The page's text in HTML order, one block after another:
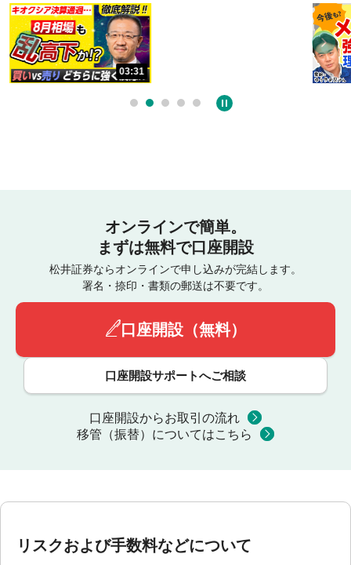
オンラインで簡単。
まずは無料で口座開設
松井証券ならオンラインで申し込みが完結します。
署名・捺印・書類の郵送は不要です。
口座開設（無料）
口座開設サポートへご相談
口座開設からお取引の流れ
移管（振替）についてはこちら
リスクおよび手数料などについて